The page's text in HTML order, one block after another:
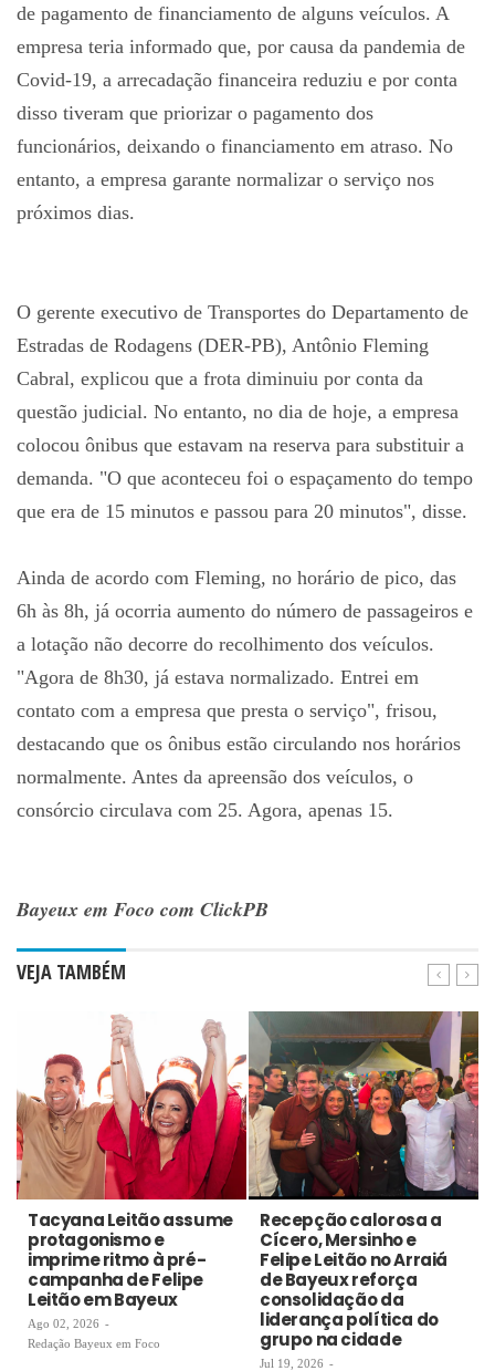
de pagamento de financiamento de alguns veículos. A
empresa teria informado que, por causa da pandemia de
Covid-19, a arrecadação financeira reduziu e por conta
disso tiveram que priorizar o pagamento dos
funcionários, deixando o financiamento em atraso. No
entanto, a empresa garante normalizar o serviço nos
próximos dias.
O gerente executivo de Transportes do Departamento de
Estradas de Rodagens (DER-PB), Antônio Fleming
Cabral, explicou que a frota diminuiu por conta da
questão judicial. No entanto, no dia de hoje, a empresa
colocou ônibus que estavam na reserva para substituir a
demanda. "O que aconteceu foi o espaçamento do tempo
que era de 15 minutos e passou para 20 minutos", disse.
Ainda de acordo com Fleming, no horário de pico, das
6h às 8h, já ocorria aumento do número de passageiros e
a lotação não decorre do recolhimento dos veículos.
"Agora de 8h30, já estava normalizado. Entrei em
contato com a empresa que presta o serviço", frisou,
destacando que os ônibus estão circulando nos horários
normalmente. Antes da apreensão dos veículos, o
consórcio circulava com 25. Agora, apenas 15.
Bayeux em Foco com ClickPB
VEJA TAMBÉM
Tacyana Leitão assume
protagonismo e
imprime ritmo à pré-
campanha de Felipe
Leitão em Bayeux
Ago 02, 2026 -
Redação Bayeux em Foco
Recepção calorosa a
Cícero, Mersinho e
Felipe Leitão no Arraiá
de Bayeux reforça
consolidação da
liderança política do
grupo na cidade
Jul 19, 2026 -